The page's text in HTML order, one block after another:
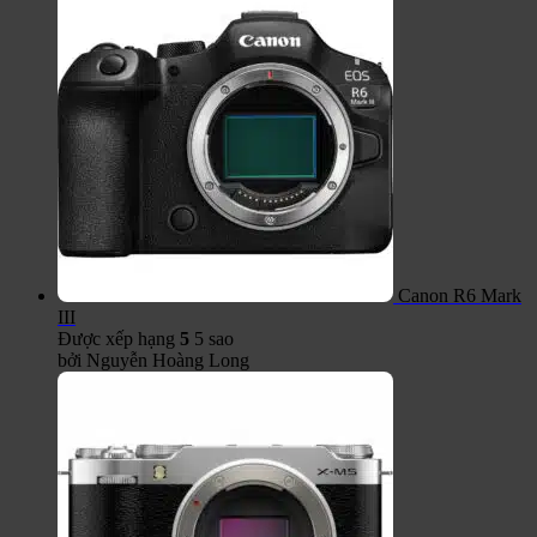
Canon R6 Mark
III
Được xếp hạng 5 5 sao
bởi Nguyễn Hoàng Long